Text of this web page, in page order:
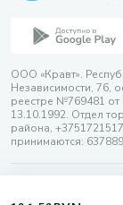
ООО «Кравт».
Независимости, 76,
реестре №769481
13.10.1992. Отдел
района,
принимаются: